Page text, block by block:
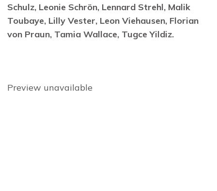
Schulz, Leonie Schrön, Lennard Strehl, Malik
Toubaye, Lilly Vester, Leon Viehausen, Florian
von Praun, Tamia Wallace, Tugce Yildiz.
Preview unavailable